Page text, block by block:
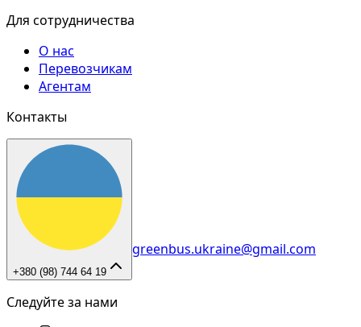
Для сотрудничества
О нас
Перевозчикам
Агентам
Контакты
+380 (98) 744 64 19
greenbus.ukraine@gmail.com
Следуйте за нами